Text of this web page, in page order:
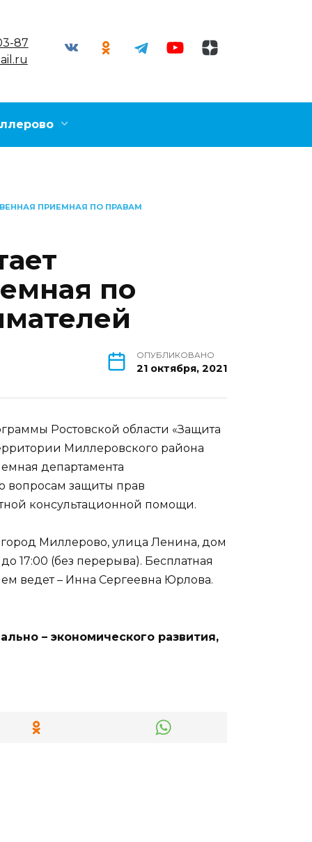
87
ПРИЕМНАЯ ПО ПРАВАМ
по
ОПУБЛИКОВАНО
21 октября, 2021
Ростовской области «Защита
Миллеровского района
департамента
вопросам защиты прав
консультационной помощи.
Миллерово, улица Ленина, дом
17:00 (без перерыва). Бесплатная
ведет – Инна Сергеевна Юрлова.
– экономического развития,